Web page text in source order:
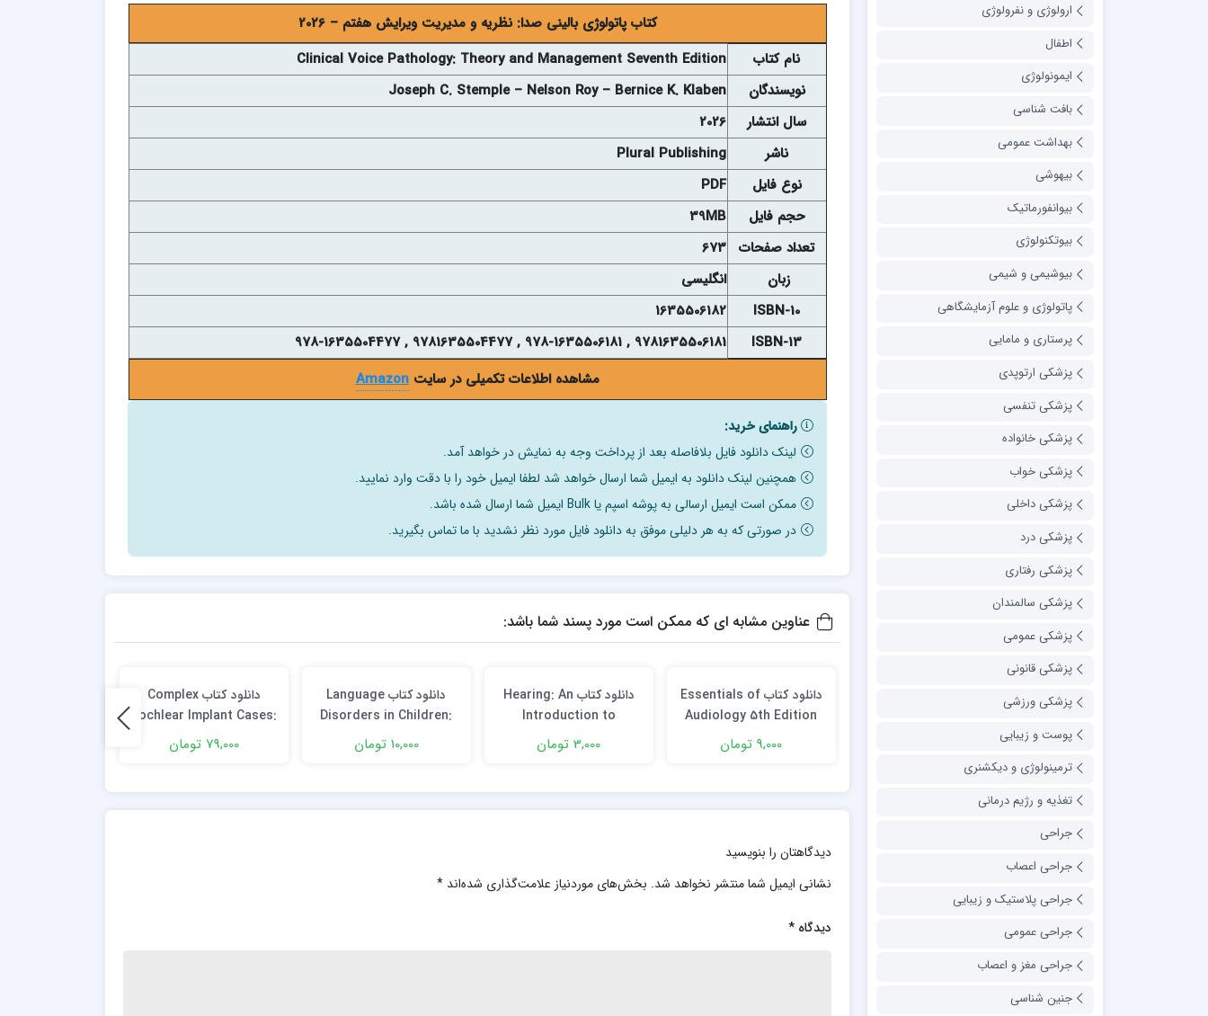
کتاب پاتولوژی بالینی صدا: نظریه و مدیریت ویرایش هفتم – 2026
نام کتاب
Clinical Voice Pathology: Theory and Management Seventh Edition
نويسندگان
Joseph C. Stemple – Nelson Roy – Bernice K. Klaben
سال انتشار
2026
ناشر
Plural Publishing
نوع فايل
PDF
حجم فايل
39MB
تعداد صفحات
673
زبان
انگلیسی
ISBN-10
1635506182
ISBN-13
9781635506181 , 978-1635506181 , 9781635504477 , 978-1635504477
مشاهده اطلاعات تکمیلی در سایتAmazon
راهنمای خرید:
لینک دانلود فایل بلافاصله بعد از پرداخت وجه به نمایش در خواهد آمد.
همچنین لینک دانلود به ایمیل شما ارسال خواهد شد لطفا ایمیل خود را با دقت وارد نمایید.
ممکن است ایمیل ارسالی به پوشه اسپم یا Bulk ایمیل شما ارسال شده باشد.
در صورتی که به هر دلیلی موفق به دانلود فایل مورد نظر نشدید با ما تماس بگیرید.
عناوین مشابه ای که ممکن است مورد پسند شما باشد:
دانلود كتاب Essentials of
Audiology 5th Edition
9,000 تومان
دانلود کتاب Hearing: An
Introduction to
Psychological and
Physiological Acoustics
3,000 تومان
دانلود کتاب Language
Disorders in Children:
Fundamental Concepts
of Assessment and
Edition
10,000 تومان
دانلود كتاب Complex
Cochlear Implant Cases:
Management and
Troubleshooting 1st
79,000 تومان
دیدگاهتان را بنویسید
نشانی ایمیل شما منتشر نخواهد شد. بخش‌های موردنیاز علامت‌گذاری شده‌اند*
دیدگاه*
ارولوژی و نفرولوژی
اطفال
ایمونولوژی
بافت شناسی
بهداشت عمومی
بیهوشی
بیوانفورماتیک
بیوتکنولوژی
بیوشیمی و شیمی
پاتولوژی و علوم آزمایشگاهی
پرستاری و مامایی
پزشکی ارتوپدی
پزشکی تنفسی
پزشکی خانواده
پزشکی خواب
پزشکی داخلی
پزشکی درد
پزشکی رفتاری
پزشکی سالمندان
پزشکی عمومی
پزشکی قانونی
پزشکی ورزشی
پوست و زیبایی
ترمینولوژی و دیکشنری
تغذیه و رژیم درمانی
جراحی
جراحی اعصاب
جراحی پلاستیک و زیبایی
جراحی عمومی
جراحی مغز و اعصاب
جنین شناسی